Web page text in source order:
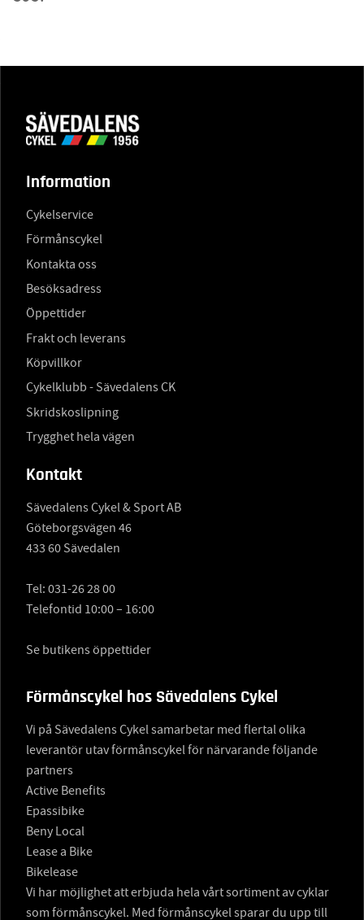
Information
Cykelservice
Förmånscykel
Kontakta oss
Besöksadress
Öppettider
Frakt och leverans
Köpvillkor
Cykelklubb - Sävedalens CK
Skridskoslipning
Trygghet hela vägen
Kontakt
Sävedalens Cykel & Sport AB
Göteborgsvägen 46
433 60 Sävedalen
Tel: 031-26 28 00
Telefontid 10:00 – 16:00
Se butikens öppettider
Förmånscykel hos Sävedalens Cykel
Vi på Sävedalens Cykel samarbetar med flertal olika
leverantör utav förmånscykel för närvarande följande
partners
Active Benefits
Epassibike
Beny Local
Lease a Bike
Bikelease
Vi har möjlighet att erbjuda hela vårt sortiment av cyklar
som förmånscykel. Med förmånscykel sparar du upp till